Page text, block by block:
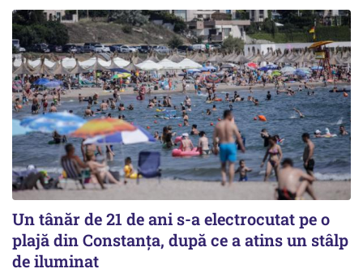
Un tânăr de 21 de ani s-a electrocutat pe o
plajă din Constanța, după ce a atins un stâlp
de iluminat